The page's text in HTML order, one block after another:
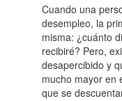
Cuando una
desempleo, la
misma: ¿cuánto
recibiré? Pero,
desapercibido y
mucho mayor en
que se